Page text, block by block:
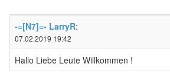
-=[N7]=- LarryR:
07.02.2019 19:42
Hallo Liebe Leute Willkommen !